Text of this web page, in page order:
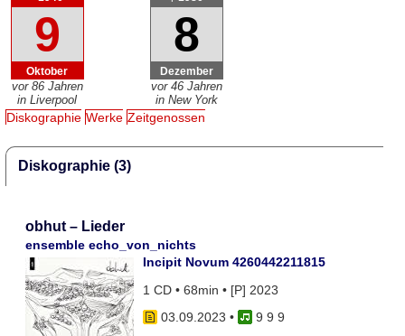
9
Oktober
vor 86 Jahren
in Liverpool
8
Dezember
vor 46 Jahren
in New York
Diskographie Werke Zeitgenossen
Diskographie (3)
obhut – Lieder
ensemble echo_von_nichts
Incipit Novum 4260442211815
1 CD • 68min • [P] 2023
03.09.2023 •
9 9 9